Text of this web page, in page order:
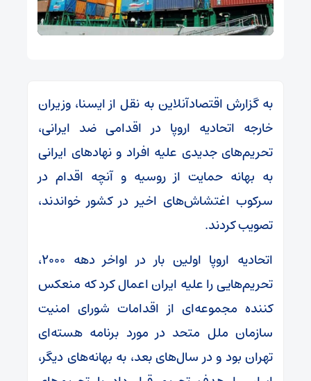
به گزارش اقتصادآنلاین به نقل از ایسنا، وزیران
خارجه اتحادیه اروپا در اقدامی ضد ایرانی،
تحریم‌های جدیدی علیه افراد و نهاد‌های ایرانی
به بهانه حمایت از روسیه و آنچه اقدام در
سرکوب اغتشاش‌های اخیر در کشور خواندند،
تصویب کردند.
اتحادیه اروپا اولین بار در اواخر دهه ۲۰۰۰،
تحریم‌هایی را علیه ایران اعمال کرد که منعکس
کننده مجموعه‌ای از اقدامات شورای امنیت
سازمان ملل متحد در مورد برنامه هسته‌ای
تهران بود و در سال‌های بعد، به بهانه‌های دیگر،